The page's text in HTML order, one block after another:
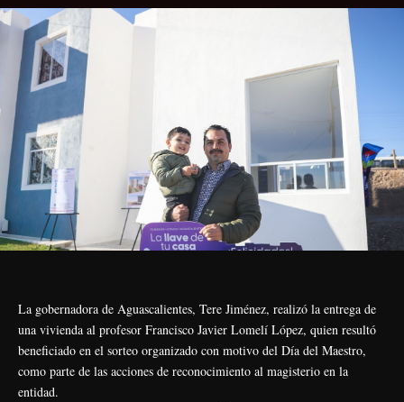
La gobernadora de Aguascalientes, Tere Jiménez, realizó la entrega de
una vivienda al profesor Francisco Javier Lomelí López, quien resultó
beneficiado en el sorteo organizado con motivo del Día del Maestro,
como parte de las acciones de reconocimiento al magisterio en la
entidad.